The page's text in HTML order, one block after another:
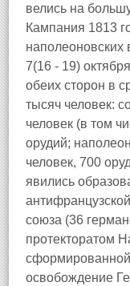
велись на
Кампания 1813
наполеоновских
7(16 - 19)
обеих сторон в
тысяч человек:
человек (в том
орудий;
человек, 700
явились
союза (36
протекторатом
освобождение